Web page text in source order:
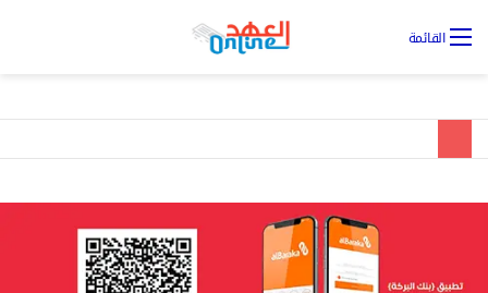
القائمة